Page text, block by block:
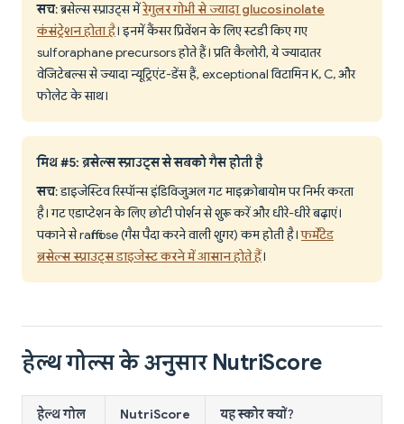
सच: ब्रसेल्स स्प्राउट्स मेंरेगुलर गोभी से ज्यादा glucosinolate
कंसंट्रेशन होता है। इनमें कैंसर प्रिवेंशन के लिए स्टडी किए गए
sulforaphane precursors होते हैं। प्रति कैलोरी, ये ज्यादातर
वेजिटेबल्स से ज्यादा न्यूट्रिएंट-डेंस हैं, exceptional विटामिन K, C, और
फोलेट के साथ।
मिथ #5: ब्रसेल्स स्प्राउट्स से सबको गैस होती है
सच: डाइजेस्टिव रिस्पॉन्स इंडिविजुअल गट माइक्रोबायोम पर निर्भर करता
है। गट एडाप्टेशन के लिए छोटी पोर्शन से शुरू करें और धीरे-धीरे बढ़ाएं।
पकाने से raffinose (गैस पैदा करने वाली शुगर) कम होती है।फर्मेंटेड
ब्रसेल्स स्प्राउट्स डाइजेस्ट करने में आसान होते हैं।
हेल्थ गोल्स के अनुसार NutriScore
हेल्थ गोल NutriScore यह स्कोर क्यों?